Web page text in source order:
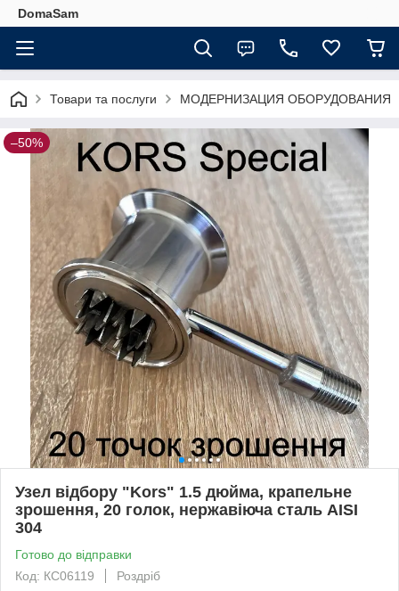
DomaSam
Товари та послуги МОДЕРНИЗАЦИЯ ОБОРУДОВАНИЯ
–50%
Узел відбору "Kors" 1.5 дюйма, крапельне
зрошення, 20 голок, нержавіюча сталь AISI
304
Готово до відправки
Код: КС06119
Роздріб